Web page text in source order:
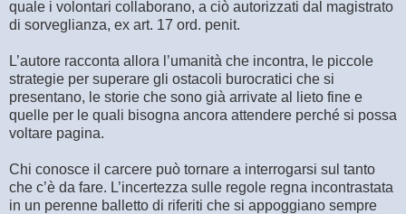
quale i volontari collaborano, a ciò autorizzati dal magistrato
di sorveglianza, ex art. 17 ord. penit.
L’autore racconta allora l’umanità che incontra, le piccole
strategie per superare gli ostacoli burocratici che si
presentano, le storie che sono già arrivate al lieto fine e
quelle per le quali bisogna ancora attendere perché si possa
voltare pagina.
Chi conosce il carcere può tornare a interrogarsi sul tanto
che c’è da fare. L’incertezza sulle regole regna incontrastata
in un perenne balletto di riferiti che si appoggiano sempre